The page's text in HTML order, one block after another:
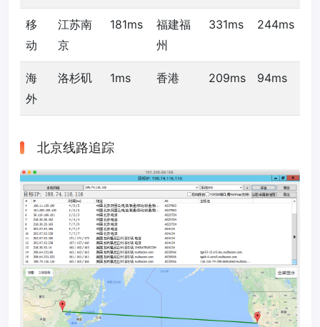
移
动
江苏南
京
181ms
福建福
州
331ms 244ms
海
外
洛杉矶 1ms 香港 209ms 94ms
北京线路追踪